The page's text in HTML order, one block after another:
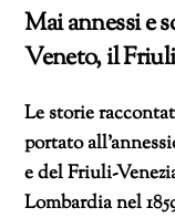
Mai annessi e
Veneto, il
Le storie
portato
e del Friuli-
Lombardia nel